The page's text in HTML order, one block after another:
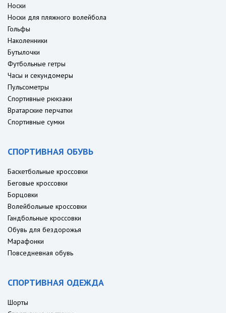
Носки
Носки для пляжного волейбола
Гольфы
Наколенники
Бутылочки
Футбольные гетры
Часы и секундомеры
Пульсометры
Спортивные рюкзаки
Вратарские перчатки
Спортивные сумки
СПОРТИВНАЯ ОБУВЬ
Баскетбольные кроссовки
Беговые кроссовки
Борцовки
Волейбольные кроссовки
Гандбольные кроссовки
Обувь для бездорожья
Марафонки
Повседневная обувь
СПОРТИВНАЯ ОДЕЖДА
Шорты